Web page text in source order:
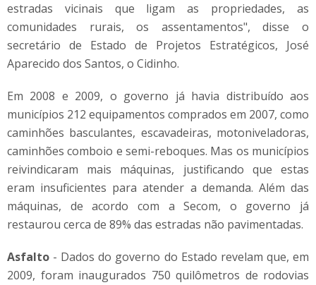
estradas vicinais que ligam as propriedades, as
comunidades rurais, os assentamentos", disse o
secretário de Estado de Projetos Estratégicos, José
Aparecido dos Santos, o Cidinho.
Em 2008 e 2009, o governo já havia distribuído aos
municípios 212 equipamentos comprados em 2007, como
caminhões basculantes, escavadeiras, motoniveladoras,
caminhões comboio e semi-reboques. Mas os municípios
reivindicaram mais máquinas, justificando que estas
eram insuficientes para atender a demanda. Além das
máquinas, de acordo com a Secom, o governo já
restaurou cerca de 89% das estradas não pavimentadas.
Asfalto - Dados do governo do Estado revelam que, em
2009, foram inaugurados 750 quilômetros de rodovias